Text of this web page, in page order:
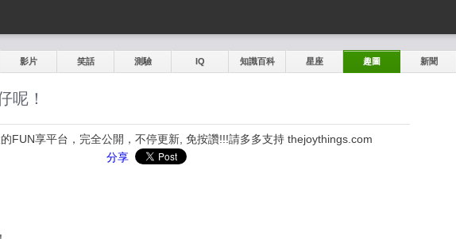
影片 笑話 測驗 IQ 知識百科 星座 趣圖 新聞
呢！
FUN享平台，完全公開，不停更新, 免按讚!!!請多多支持 thejoythings.com
分享